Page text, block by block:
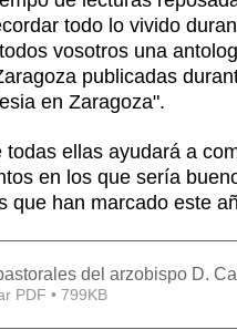
todo lo vivido
vosotros una
publicadas
en Zaragoza".
todas ellas ayudará a
en los que sería
que han marcado este
del arzobispo D.
PDF • 799KB